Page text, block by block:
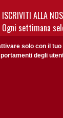
ISCRIVITI ALLA
Ogni settimana
rilevanti: non
newsletter
solo con il tuo
degli